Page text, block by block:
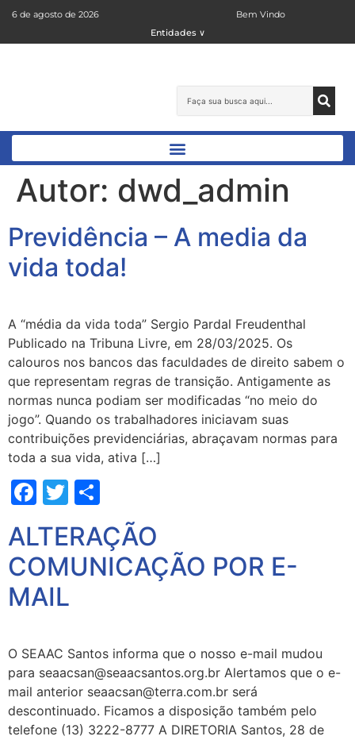
6 de agosto de 2026
Bem Vindo
Entidades ∨
Autor: dwd_admin
Previdência – A media da
vida toda!
A “média da vida toda” Sergio Pardal Freudenthal
Publicado na Tribuna Livre, em 28/03/2025. Os
calouros nos bancos das faculdades de direito sabem o
que representam regras de transição. Antigamente as
normas nunca podiam ser modificadas “no meio do
jogo”. Quando os trabalhadores iniciavam suas
contribuições previdenciárias, abraçavam normas para
toda a sua vida, ativa […]
Facebook
Twitter
ALTERAÇÃO
COMUNICAÇÃO POR E-
MAIL
O SEAAC Santos informa que o nosso e-mail mudou
para seaacsan@seaacsantos.org.br Alertamos que o e-
mail anterior seaacsan@terra.com.br será
descontinuado. Ficamos a disposição também pelo
telefone (13) 3222-8777 A DIRETORIA Santos, 28 de